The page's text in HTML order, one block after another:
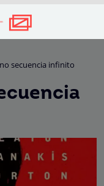
secuencia infinito